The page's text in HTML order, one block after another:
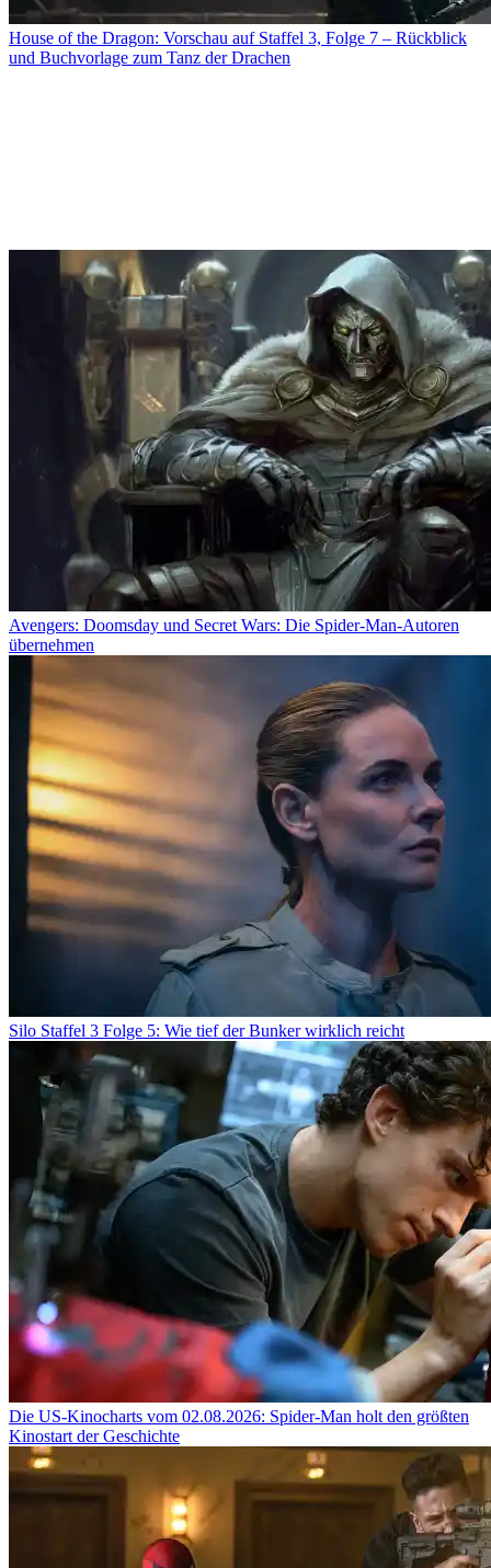
House of the Dragon: Vorschau auf Staffel 3, Folge 7 – Rückblick
und Buchvorlage zum Tanz der Drachen
Avengers: Doomsday und Secret Wars: Die Spider-Man-Autoren
übernehmen
Silo Staffel 3 Folge 5: Wie tief der Bunker wirklich reicht
Die US-Kinocharts vom 02.08.2026: Spider-Man holt den größten
Kinostart der Geschichte